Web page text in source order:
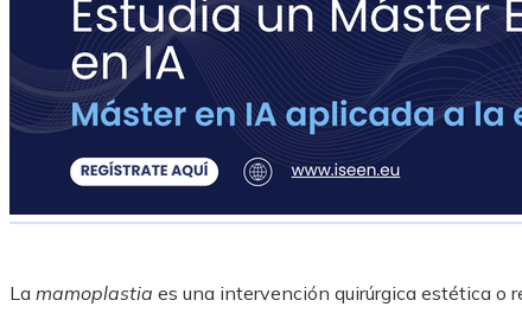
La mamoplastia es una intervención quirúrgica estética o